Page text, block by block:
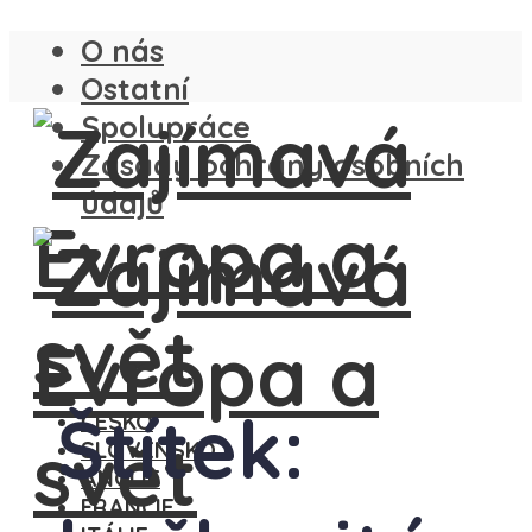
O nás
Ostatní
Spolupráce
Zásady ochrany osobních
údajů
ČESKO
SLOVENSKO
ANGLIE
FRANCIE
Štítek: